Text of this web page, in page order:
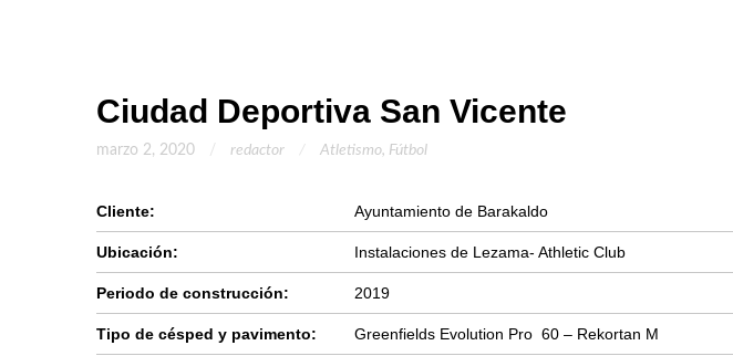
Ciudad Deportiva San Vicente
marzo 2, 2020 redactor Atletismo, Fútbol
Cliente: Ayuntamiento de Barakaldo
Ubicación: Instalaciones de Lezama- Athletic Club
Periodo de construcción: 2019
Tipo de césped y pavimento: Greenfields Evolution Pro 60 – Rekortan M